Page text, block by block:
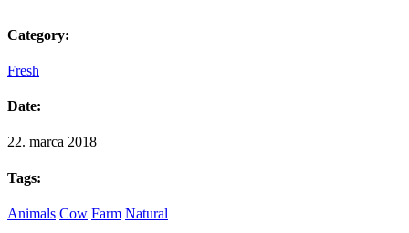
Category:
Fresh
Date:
22. marca 2018
Tags:
Animals Cow Farm Natural